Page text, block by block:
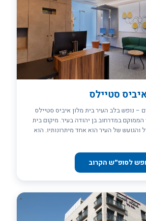
בקרבתו. עיצוב המלון קיבל את השראתו
של ירושלים, על הפירות והירקות
האירוח והשטחים הציבוריים מעוטרים באיורים
התוססים. המלון מתאים באופן מושלם
לחדרי המשפחה, המלון מציע ארוחת בוקר
מתנה לילדים בצ`ק אין. בהתאם לתפיסת
מחירי הלינה כוללים ארוחת בוקר וגישה
חופשית לאינטרנט מהיר. בקומה ה- 8 של המלון יוכלו האורחים ליהנות
סטיילס
– נופש בלב העיר בית מלון איביס סטיילס
הממוקם במדרחוב בן יהודה בעיר. מיקום בית
והגועש של העיר הוא אחד מיתרונותיו. הוא
של ירושלים ומהאטרקציות הרבות
ומכיל חנויות, מסעדות, בתי קפה ומקומות בילוי. בית המלון מציע חדרים
כולם בחוויה של נוחות מקסימלית. כל החדרים
במיטות בכל החדרים – המבטיחים שנת לילה
פותחה עבור מלון איביס סטיילס ירושלים
מיטה ייחודית הנקראת Sweet Bed by Ibis. המיטה פותחה על מנת
לסופ״ש הקרוב